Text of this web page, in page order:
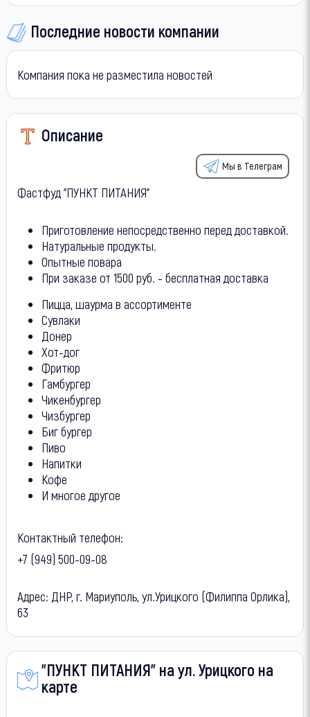
Последние новости компании
Компания пока не разместила новостей
Описание
Мы в Телеграм
Фастфуд "ПУНКТ ПИТАНИЯ"
Приготовление непосредственно перед доставкой.
Натуральные продукты.
Опытные повара
При заказе от 1500 руб. - бесплатная доставка
Пицца, шаурма в ассортименте
Сувлаки
Донер
Хот-дог
Фритюр
Гамбургер
Чикенбургер
Чизбургер
Биг бургер
Пиво
Напитки
Кофе
И многое другое
Контактный телефон:
+7 (949) 500-09-08
Адрес: ДНР, г. Мариуполь, ул.Урицкого (Филиппа Орлика),
63
"ПУНКТ ПИТАНИЯ" на ул. Урицкого на
карте